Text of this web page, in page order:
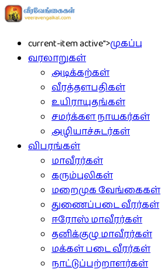
current-item active">முகப்பு
வரலாறுகள்
அடிக்கற்கள்
வீரத்தளபதிகள்
உயிராயுதங்கள்
சமர்க்கள நாயகர்கள்
அழியாச்சுடர்கள்
விபரங்கள்
மாவீரர்கள்
கரும்புலிகள்
மறைமுக வேங்கைகள்
துணைப்படை வீரர்கள்
ஈரோஸ் மாவீரர்கள்
தனிக்குழு மாவீரர்கள்
மக்கள் படை வீரர்கள்
நாட்டுப்பற்றாளர்கள்